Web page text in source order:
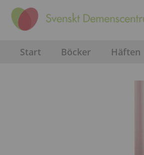
Start Böcker Häften